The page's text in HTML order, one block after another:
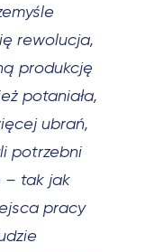
rewolucja,
produkcję
potaniała,
ubrań,
potrzebni
– tak jak
pracy